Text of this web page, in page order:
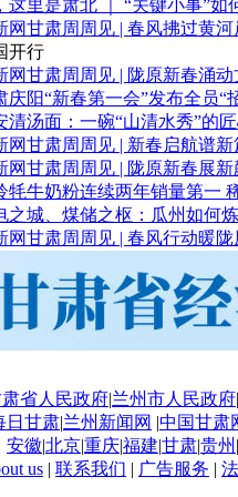
这里是肃北 ｜ “关键小事”如
网甘肃周周见 | 春风拂过黄
网甘肃周周见 | 陇原新春涌
庆阳“新春第一会”发布全员“
清汤面：一碗“山清水秀”的
网甘肃周周见 | 新春启航谱
网甘肃周周见 | 陇原新春展
牦牛奶粉连续两年销量第一
之城、煤储之枢：瓜州如何
网甘肃周周见 | 春风行动暖
省人民政府|兰州市人民政府|
日甘肃|兰州新闻网 |中国甘肃
安徽|北京|重庆|福建|甘肃|贵州 |
us | 联系我们 | 广告服务 |